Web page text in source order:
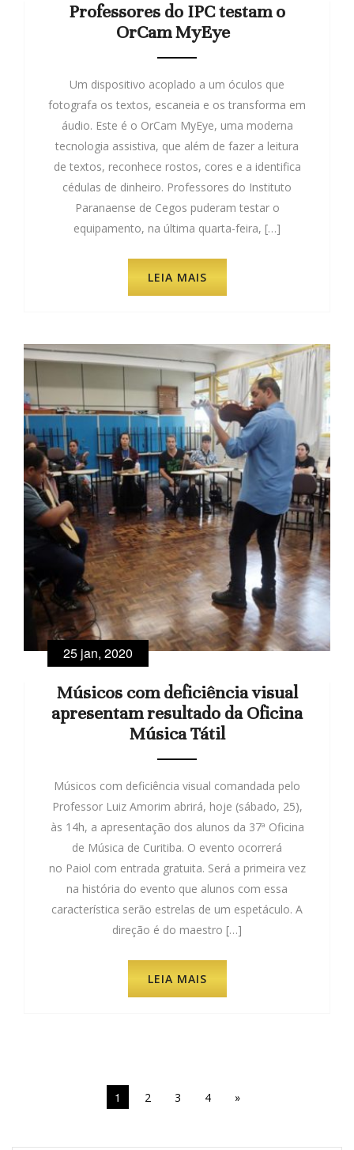
Professores do IPC testam o
OrCam MyEye
Um dispositivo acoplado a um óculos que
fotografa os textos, escaneia e os transforma em
áudio. Este é o OrCam MyEye, uma moderna
tecnologia assistiva, que além de fazer a leitura
de textos, reconhece rostos, cores e a identifica
cédulas de dinheiro. Professores do Instituto
Paranaense de Cegos puderam testar o
equipamento, na última quarta-feira, […]
LEIA MAIS
25 jan, 2020
Músicos com deficiência visual
apresentam resultado da Oficina
Música Tátil
Músicos com deficiência visual comandada pelo
Professor Luiz Amorim abrirá, hoje (sábado, 25),
às 14h, a apresentação dos alunos da 37ª Oficina
de Música de Curitiba. O evento ocorrerá
no Paiol com entrada gratuita. Será a primeira vez
na história do evento que alunos com essa
característica serão estrelas de um espetáculo. A
direção é do maestro […]
LEIA MAIS
1 2 3 4 »